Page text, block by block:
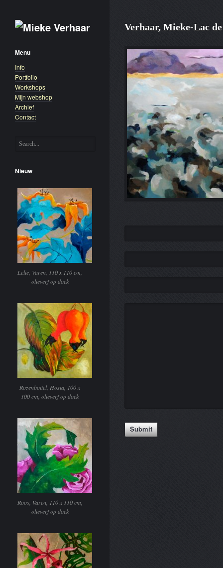
Menu
Info
Portfolio
Workshops
Mijn webshop
Archief
Contact
Nieuw
Lelie, Varen, 110 x 110 cm,
olieverf op doek
Rozenbottel, Hosta, 100 x
100 cm, olieverf op doek
Roos, Varen, 110 x 110 cm,
olieverf op doek
Verhaar, Mieke-Lac